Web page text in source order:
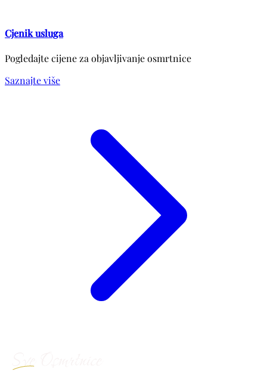
Cjenik usluga
Pogledajte cijene za objavljivanje osmrtnice
Saznajte više